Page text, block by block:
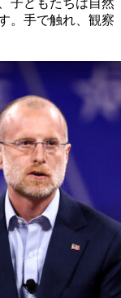
。手で触れ、観察